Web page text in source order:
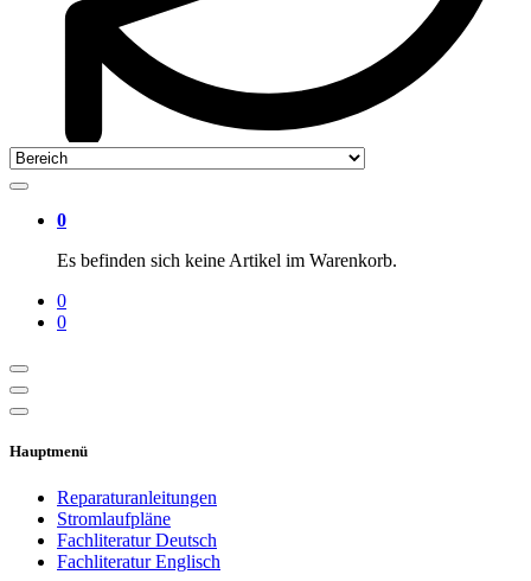
0
Es befinden sich keine Artikel im Warenkorb.
0
0
Hauptmenü
Reparaturanleitungen
Stromlaufpläne
Fachliteratur Deutsch
Fachliteratur Englisch